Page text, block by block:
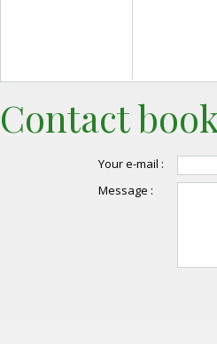
Contact
Your e-mail :
Message :